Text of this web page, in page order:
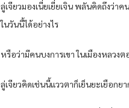
ลู่เจียวมองเนี่ยเยี่ยเจิน พลันคิดถึงว่า
ในวันนี้ได้อย่างไร
หรือว่ามีคนบงการเขา ในเมืองหลว
ลู่เจียวคิดเช่นนี้แววตาก็เย็นยะเยือก